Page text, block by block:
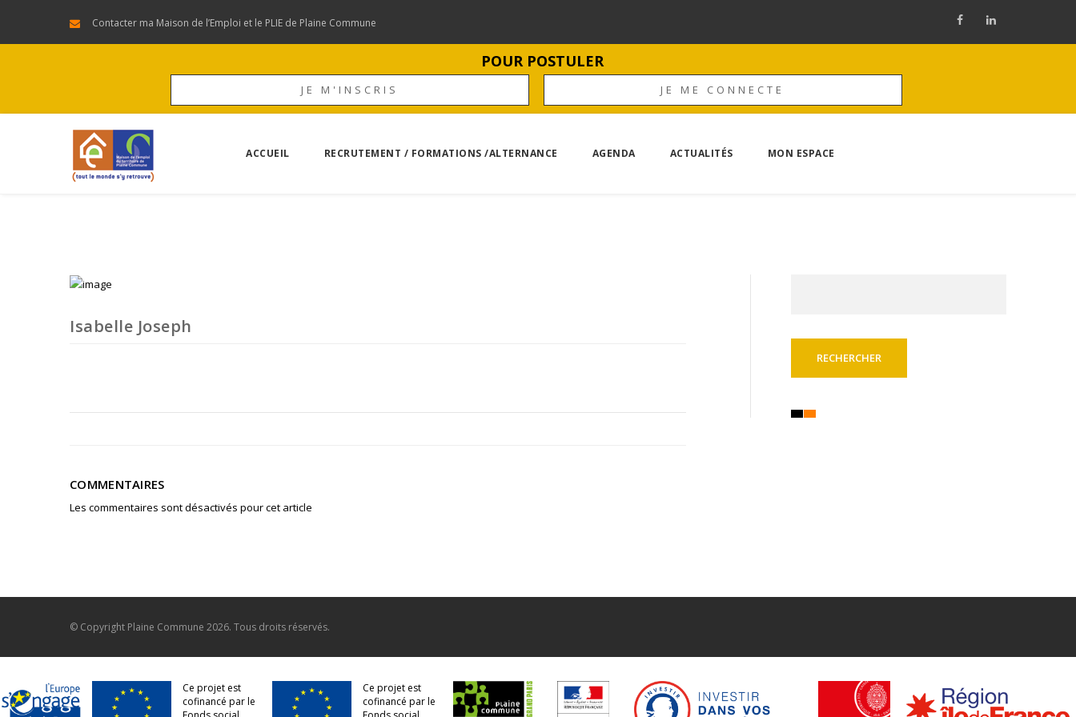
Contacter ma Maison de l’Emploi et le PLIE de Plaine Commune
POUR POSTULER
JE M'INSCRIS JE ME CONNECTE
ACCUEIL RECRUTEMENT / FORMATIONS /ALTERNANCE AGENDA ACTUALITÉS MON ESPACE
Isabelle Joseph
COMMENTAIRES
Les commentaires sont désactivés pour cet article
© Copyright Plaine Commune 2026. Tous droits réservés.
Ce projet est
cofinancé par le
Ce projet est
cofinancé par le